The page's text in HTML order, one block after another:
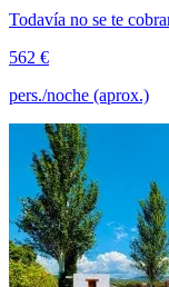
Todavía no se te
562 €
pers./noche (aprox.)